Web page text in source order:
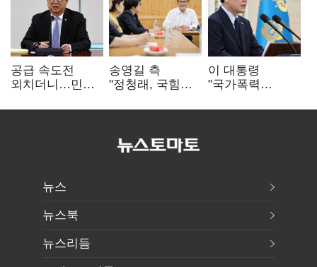
공급 속도전
외치더니…민주,
리모델링'까지
송영길 측
"정청래, 국힘
민주당 대표로
이 대통령
"국가폭력
적극적 조사로
뉴스
뉴스북
뉴스리듬